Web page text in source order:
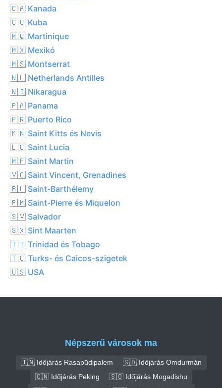
🇨🇦 Kanada
🇨🇺 Kuba
🇲🇶 Martinique
🇲🇽 Mexikó
🇲🇸 Montserrat
🇳🇱 Netherlands Antilles
🇳🇮 Nikaragua
🇵🇦 Panama
🇵🇷 Puerto Rico
🇰🇳 Saint Kitts és Nevis
🇱🇨 Saint Lucia
🇲🇫 Saint Martin
🇻🇨 Saint Vincent, Grenadines
🇧🇱 Saint-Barthélemy
🇵🇲 Saint-Pierre és Miquelon
🇸🇻 Salvador
🇸🇽 Sint Maarten
🇹🇹 Trinidad és Tobago
🇹🇨 Turks- és Caicos-szigetek
🇺🇸 USA
Népszerű városok ma
🇮🇳 Időjárás Rasapūdipalem
🇸🇩 Időjárás Omdurmán
🇨🇳 Időjárás Peking
🇸🇴 Időjárás Mogadishu